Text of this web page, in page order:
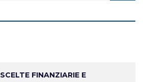
FINANZIARIE E